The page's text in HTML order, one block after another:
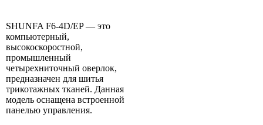
SHUNFA F6-4D/EP — это
компьютерный,
высокоскоростной,
промышленный
четырехниточный оверлок,
предназначен для шитья
трикотажных тканей. Данная
модель оснащена встроенной
панелью управления.